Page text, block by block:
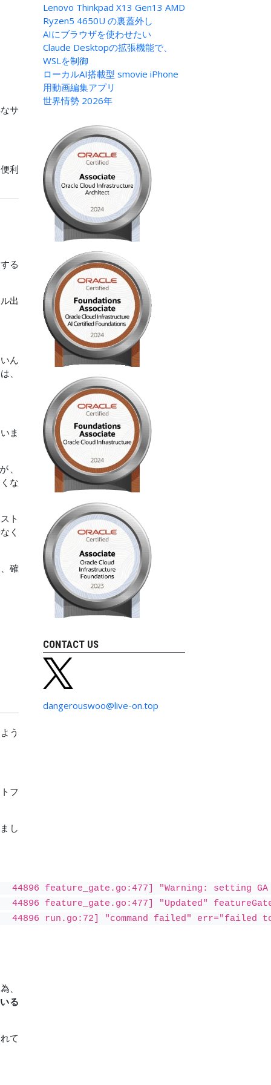
サ
利
る
出
ん
、
ま
、
な
ト
く
確
う
フ
し
44896 feature_gate.go:477] "Warning: setting
feature_gate.go:477] "Updated"
44896 run.go:72] "command failed"
、
る
て
Lenovo Thinkpad X13 Gen13 AMD
Ryzen5 4650U の裏蓋外し
AIにブラウザを使わせたい
Claude Desktopの拡張機能で、
WSLを制御
ローカルAI搭載型 smovie iPhone
用動画編集アプリ
世界情勢 2026年
CONTACT US
dangerouswoo@live-on.top